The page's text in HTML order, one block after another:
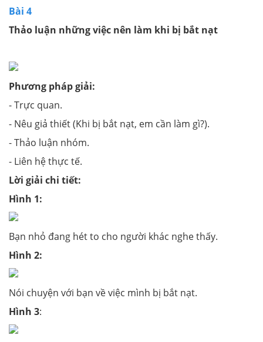
Bài 4
Thảo luận những việc nên làm khi bị bắt nạt
Phương pháp giải:
- Trực quan.
- Nêu giả thiết (Khi bị bắt nạt, em cần làm gì?).
- Thảo luận nhóm.
- Liên hệ thực tế.
Lời giải chi tiết:
Hình 1:
Bạn nhỏ đang hét to cho người khác nghe thấy.
Hình 2:
Nói chuyện với bạn về việc mình bị bắt nạt.
Hình 3: